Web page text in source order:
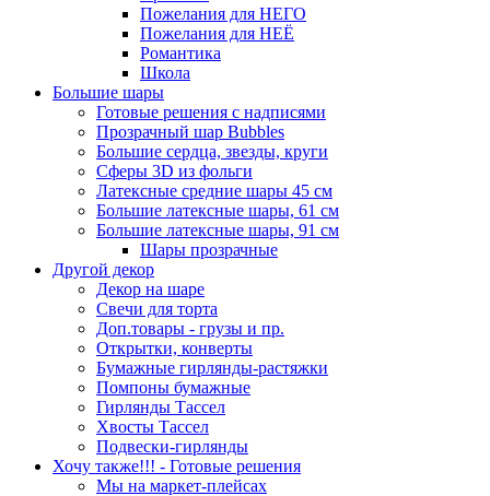
Пожелания для НЕГО
Пожелания для НЕЁ
Романтика
Школа
Большие шары
Готовые решения с надписями
Прозрачный шар Bubbles
Большие сердца, звезды, круги
Сферы 3D из фольги
Латексные средние шары 45 см
Большие латексные шары, 61 см
Большие латексные шары, 91 см
Шары прозрачные
Другой декор
Декор на шаре
Свечи для торта
Доп.товары - грузы и пр.
Открытки, конверты
Бумажные гирлянды-растяжки
Помпоны бумажные
Гирлянды Тассел
Хвосты Тассел
Подвески-гирлянды
Хочу также!!! - Готовые решения
Мы на маркет-плейсах